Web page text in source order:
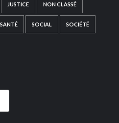
JUSTICE NON CLASSÉ
SANTÉ SOCIAL SOCIÉTÉ